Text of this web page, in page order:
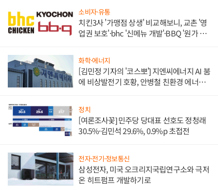
소비자·유통
치킨3사 '가맹점 상생' 비교해보니, 교촌 '영
업권 보호'·bhc '신메뉴 개발'·BBQ '원가 부
화학·에너지
[김민정 기자의 '코스뽀'] 지엔씨에너지 AI 붐
에 비상발전기 호황, 안병철 친환경 에너지
정치
[여론조사꽃] 민주당 당대표 선호도 정청래
30.5%·김민석 29.6%, 0.9%p 초접전
전자·전기·정보통신
삼성전자, 미국 오크리지국립연구소와 극저
온 히트펌프 개발하기로